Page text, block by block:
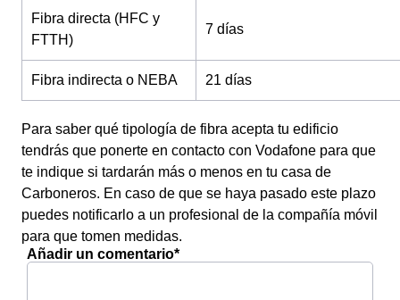
Fibra directa (HFC y
FTTH)
7 días
Fibra indirecta o NEBA 21 días
Para saber qué tipología de fibra acepta tu edificio
tendrás que ponerte en contacto con Vodafone para que
te indique si tardarán más o menos en tu casa de
Carboneros. En caso de que se haya pasado este plazo
puedes notificarlo a un profesional de la compañía móvil
para que tomen medidas.
Añadir un comentario*